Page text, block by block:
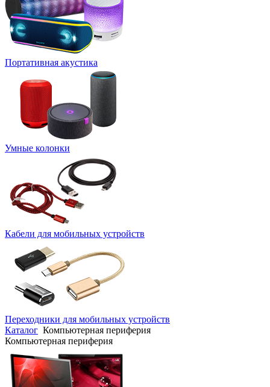
Портативная акустика
Умные колонки
Кабели для мобильных устройств
Переходники для мобильных устройств
Каталог Компьютерная периферия
Компьютерная периферия